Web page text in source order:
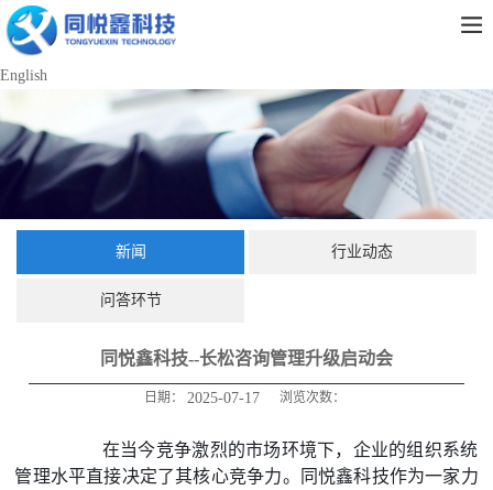
English
新闻 行业动态
问答环节
同悦鑫科技--长松咨询管理升级启动会
日期： 2025-07-17 浏览次数：
管理水平直接决定了其核心竞争力。同悦鑫科技作为一家力